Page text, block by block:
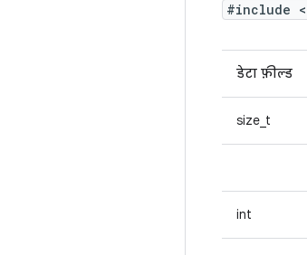
#include <
डेटा फ़ील्ड
size_t
int